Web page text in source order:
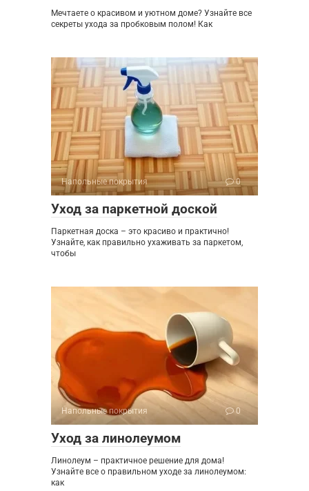
Мечтаете о красивом и уютном доме? Узнайте все
секреты ухода за пробковым полом! Как
Напольные покрытия 0
Уход за паркетной доской
Паркетная доска – это красиво и практично!
Узнайте, как правильно ухаживать за паркетом,
чтобы
Напольные покрытия 0
Уход за линолеумом
Линолеум – практичное решение для дома!
Узнайте все о правильном уходе за линолеумом:
как